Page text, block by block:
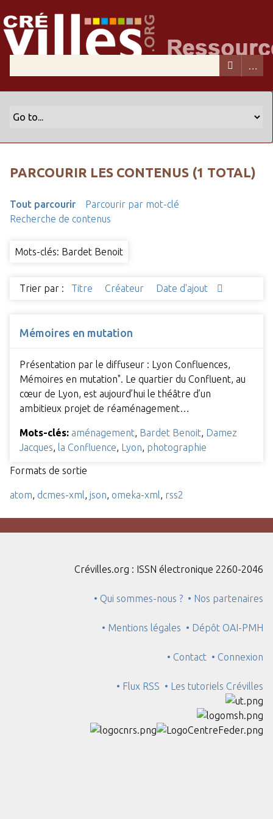
PARCOURIR LES CONTENUS (1 TOTAL)
Tout parcourir
Parcourir par mot-clé
Recherche de contenus
Mots-clés: Bardet Benoit
Trier par : Titre Créateur Date d'ajout
Mémoires en mutation
Présentation par le diffuseur : Lyon Confluences,
Mémoires en mutation". Le quartier du Confluent, au
cœur de Lyon, est aujourd’hui le théâtre d’un
ambitieux projet de réaménagement…
Mots-clés: aménagement Bardet Benoit Damez
Jacques
la Confluence Lyon photographie
Formats de sortie
atom dcmes-xml json omeka-xml rss2
Crévilles.org : ISSN électronique 2260-2046
• Qui sommes-nous ? • Nos partenaires
• Mentions légales • Dépôt OAI-PMH
• Contact • Connexion
• Flux RSS • Les tutoriels Crévilles